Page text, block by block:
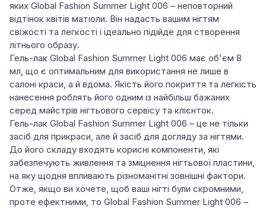
яких Global Fashion Summer Light 006 – неповторний
відтінок квітів матіоли. Він надасть вашим нігтям
свіжості та легкості і ідеально підійде для створення
літнього образу.
Гель-лак Global Fashion Summer Light 006 має об'єм 8
мл, що є оптимальним для використання не лише в
салоні краси, а й вдома. Якість його покриття та легкість
нанесення роблять його одним із найбільш бажаних
серед майстрів нігтьового сервісу та клієнток.
Гель-лак Global Fashion Summer Light 006 – це не тільки
засіб для прикраси, але й засіб для догляду за нігтями.
До його складу входять корисні компоненти, які
забезпечують живлення та зміцнення нігтьової пластини,
на яку щодня впливають різноманітні зовнішні фактори.
Отже, якщо ви хочете, щоб ваші нігті були скромними,
проте ефектними, то Global Fashion Summer Light 006 –